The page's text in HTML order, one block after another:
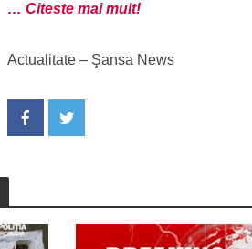
… Citeste mai mult!
Actualitate – Şansa News